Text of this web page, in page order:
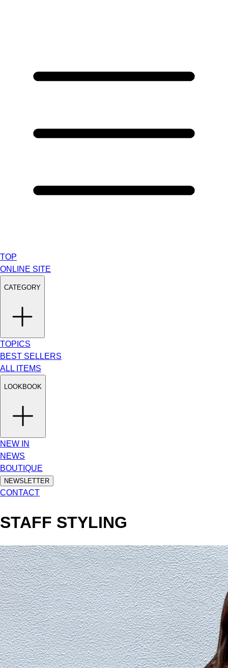
TOP
ONLINE SITE
CATEGORY
TOPICS
BEST SELLERS
ALL ITEMS
LOOKBOOK
NEW IN
NEWS
BOUTIQUE
NEWSLETTER
CONTACT
STAFF STYLING